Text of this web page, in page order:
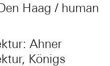
Haag / human
Ahner
Königs